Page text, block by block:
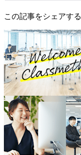
この記事をシェアする